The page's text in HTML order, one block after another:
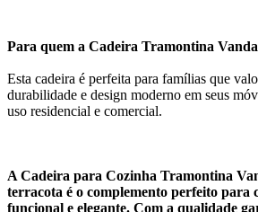
Para quem a Cadeira Tramontina
Esta cadeira é perfeita para famílias que
durabilidade e design moderno em seus
uso residencial e comercial.
A Cadeira para Cozinha Tramontina
terracota é o complemento perfeito para
funcional e elegante. Com a qualidade